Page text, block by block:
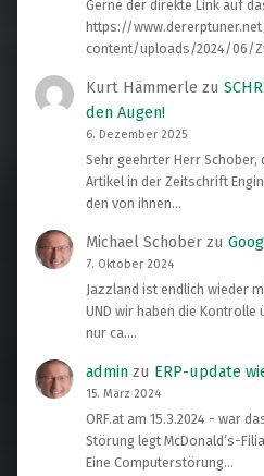
Gerne der direkte Link auf
https://
content/uploads/2024/06/
Kurt Hämmerle zu
den Augen!
6. Dezember 2025
Sehr geehrter Herr
Artikel in der Zeitschrift
den von ihnen…
Michael Schober zu
7. Oktober 2024
Jazzland ist endlich wieder
UND wir haben die Kontrolle
nur ca.…
admin zu ERP-update
15. März 2024
ORF.at am 15.3.2024 - war
Störung legt McDonald’s-
Eine Computerstörung…